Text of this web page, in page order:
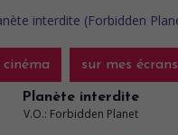
cinéma sur mes écrans
Planète interdite
V.O.: Forbidden Planet